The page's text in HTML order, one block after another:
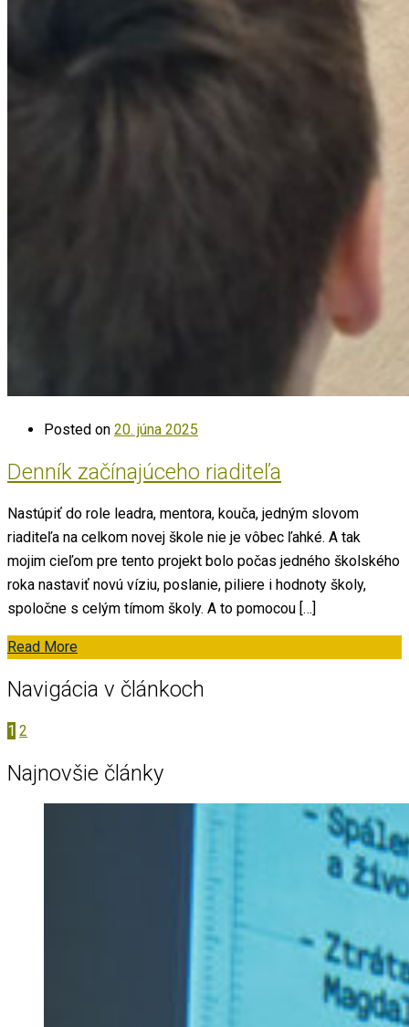
Posted on 20. júna 2025
Denník začínajúceho riaditeľa
Nastúpiť do role leadra, mentora, kouča, jedným slovom
riaditeľa na celkom novej škole nie je vôbec ľahké. A tak
mojim cieľom pre tento projekt bolo počas jedného školského
roka nastaviť novú víziu, poslanie, piliere i hodnoty školy,
spoločne s celým tímom školy. A to pomocou […]
Read More
Navigácia v článkoch
1 2
Najnovšie články